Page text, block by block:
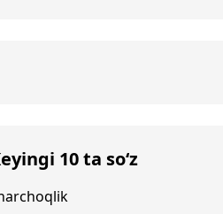
10 ta so‘z